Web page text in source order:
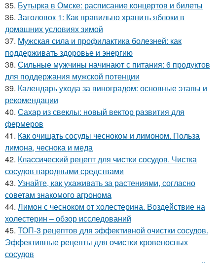
35. Бутырка в Омске: расписание концертов и билеты
36. Заголовок 1: Как правильно хранить яблоки в
домашних условиях зимой
37. Мужская сила и профилактика болезней: как
поддерживать здоровье и энергию
38. Сильные мужчины начинают с питания: 6 продуктов
для поддержания мужской потенции
39. Календарь ухода за виноградом: основные этапы и
рекомендации
40. Сахар из свеклы: новый вектор развития для
фермеров
41. Как очищать сосуды чесноком и лимоном. Польза
лимона, чеснока и меда
42. Классический рецепт для чистки сосудов. Чистка
сосудов народными средствами
43. Узнайте, как ухаживать за растениями, согласно
советам знакомого агронома
44. Лимон с чесноком от холестерина. Воздействие на
холестерин – обзор исследований
45. ТОП-3 рецептов для эффективной очистки сосудов.
Эффективные рецепты для очистки кровеносных
сосудов